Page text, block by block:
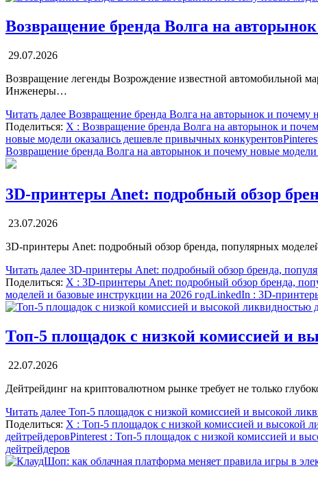
Возвращение бренда Волга на
29.07.2026
Возвращение легенды Возрождение известной автомобильной
Инженеры…
Читать далее Возвращение бренда Волга на авторынок и почему
Поделиться: X : Возвращение бренда Волга на авторынок и
новые модели оказались дешевле привычных конкурентов
Возвращение бренда Волга на авторынок и почему новые
3D-принтеры Anet: подробный обзор
23.07.2026
3D-принтеры Anet: подробный обзор бренда, популярных
Читать далее 3D-принтеры Anet: подробный обзор бренда,
Поделиться: X : 3D-принтеры Anet: подробный обзор бренда,
моделей и базовые инструкции на 2026 годLinkedIn : 3D-
Топ-5 площадок с низкой комиссией и
22.07.2026
Дейтрейдинг на криптовалютном рынке требует не только
Читать далее Топ-5 площадок с низкой комиссией и высокой
Поделиться: X : Топ-5 площадок с низкой комиссией и высокой
дейтрейдеровPinterest : Топ-5 площадок с низкой комиссией и
дейтрейдеров